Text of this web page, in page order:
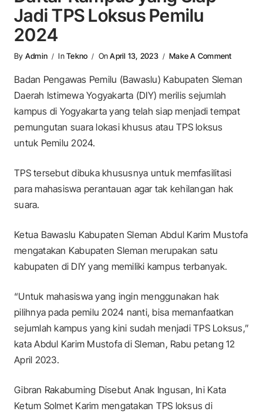
Jadi TPS Loksus Pemilu
2024
By Admin InTekno OnApril 13, 2023 Make A CommentOn
Badan Pengawas Pemilu (Bawaslu) Kabupaten Sleman
Daerah Istimewa Yogyakarta (DIY) merilis sejumlah
kampus di Yogyakarta yang telah siap menjadi tempat
pemungutan suara lokasi khusus atau TPS loksus
untuk Pemilu 2024.
TPS tersebut dibuka khususnya untuk memfasilitasi
para mahasiswa perantauan agar tak kehilangan hak
suara.
Ketua Bawaslu Kabupaten Sleman Abdul Karim Mustofa
mengatakan Kabupaten Sleman merupakan satu
kabupaten di DIY yang memiliki kampus terbanyak.
“Untuk mahasiswa yang ingin menggunakan hak
pilihnya pada pemilu 2024 nanti, bisa memanfaatkan
sejumlah kampus yang kini sudah menjadi TPS Loksus,”
kata Abdul Karim Mustofa di Sleman, Rabu petang 12
April 2023.
Gibran Rakabuming Disebut Anak Ingusan, Ini Kata
Ketum Solmet Karim mengatakan TPS loksus di